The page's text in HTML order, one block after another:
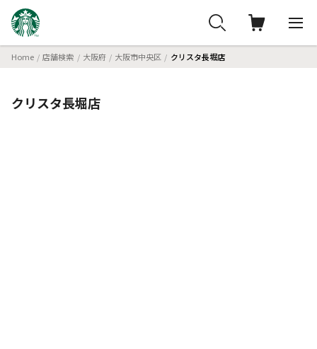
Home 店舗検索 大阪府 大阪市中央区 クリスタ長堀店
クリスタ長堀店